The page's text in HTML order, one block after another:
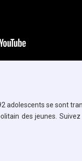
adolescents se sont
des jeunes.